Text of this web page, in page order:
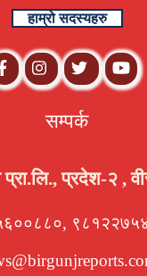
हाम्रो सदस्यहरु
सम्पर्क
प्रा.लि., प्रदेश-२ ,